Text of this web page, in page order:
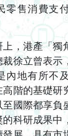
零售消費支
，港產「獨
徐立曾表示
內地有所不
階的基礎研
國際都享負
科研成果中